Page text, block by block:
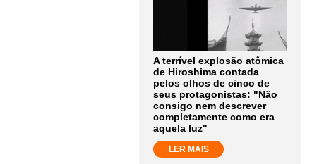
A terrível explosão atômica
de Hiroshima contada
pelos olhos de cinco de
seus protagonistas: "Não
consigo nem descrever
completamente como era
aquela luz"
LER MAIS